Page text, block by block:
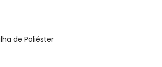
de Poliéster